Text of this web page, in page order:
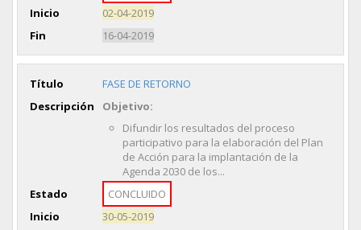
Inicio
02-04-2019
Fin
16-04-2019
Título
FASE DE RETORNO
Descripción
Objetivo:
Difundir los resultados del proceso
participativo para la elaboración del Plan
de Acción para la implantación de la
Agenda 2030 de los...
Estado
CONCLUIDO
Inicio
30-05-2019